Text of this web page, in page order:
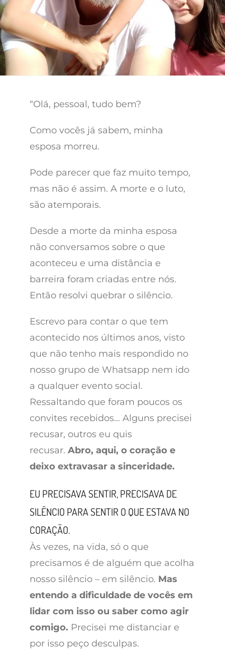
“Olá, pessoal, tudo bem?
Como vocês já sabem, minha
esposa morreu.
Pode parecer que faz muito tempo,
mas não é assim. A morte e o luto,
são atemporais.
Desde a morte da minha esposa
não conversamos sobre o que
aconteceu e uma distância e
barreira foram criadas entre nós.
Então resolvi quebrar o silêncio.
Escrevo para contar o que tem
acontecido nos últimos anos, visto
que não tenho mais respondido no
nosso grupo de Whatsapp nem ido
a qualquer evento social.
Ressaltando que foram poucos os
convites recebidos… Alguns precisei
recusar, outros eu quis
recusar. Abro, aqui, o coração e
deixo extravasar a sinceridade.
EU PRECISAVA SENTIR, PRECISAVA DE
SILÊNCIO PARA SENTIR O QUE ESTAVA NO
CORAÇÃO.
Às vezes, na vida, só o que
precisamos é de alguém que acolha
nosso silêncio – em silêncio. Mas
entendo a dificuldade de vocês em
lidar com isso ou saber como agir
comigo. Precisei me distanciar e
por isso peço desculpas.